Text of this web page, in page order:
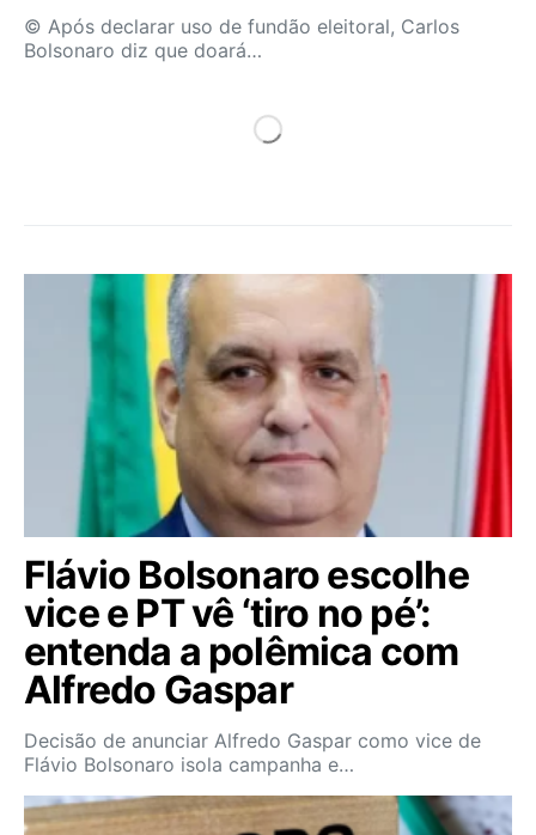
© Após declarar uso de fundão eleitoral, Carlos
Bolsonaro diz que doará…
Flávio Bolsonaro escolhe
vice e PT vê ‘tiro no pé’:
entenda a polêmica com
Alfredo Gaspar
Decisão de anunciar Alfredo Gaspar como vice de
Flávio Bolsonaro isola campanha e…